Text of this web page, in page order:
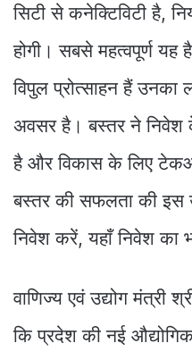
सिटी से कनेक्टिविटी है,
होगी। सबसे महत्वपूर्ण यह
विपुल प्रोत्साहन हैं उनका
अवसर है। बस्तर ने निवेश
है और विकास के लिए
बस्तर की सफलता की इस
निवेश करें, यहाँ निवेश का
वाणिज्य एवं उद्योग मंत्री
कि प्रदेश की नई